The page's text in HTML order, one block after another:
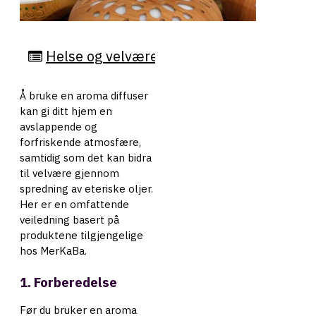
Helse og velvære
Å bruke en aroma diffuser
kan gi ditt hjem en
avslappende og
forfriskende atmosfære,
samtidig som det kan bidra
til velvære gjennom
spredning av eteriske oljer.
Her er en omfattende
veiledning basert på
produktene tilgjengelige
hos MerKaBa.
1. Forberedelse
Før du bruker en aroma